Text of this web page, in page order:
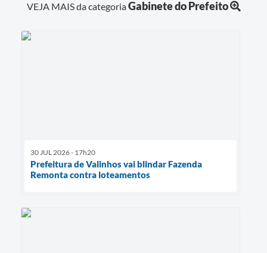
VEJA MAIS da categoriaGabinete do Prefeito
30 JUL 2026 - 17h20
Prefeitura de Valinhos vai blindar Fazenda
Remonta contra loteamentos